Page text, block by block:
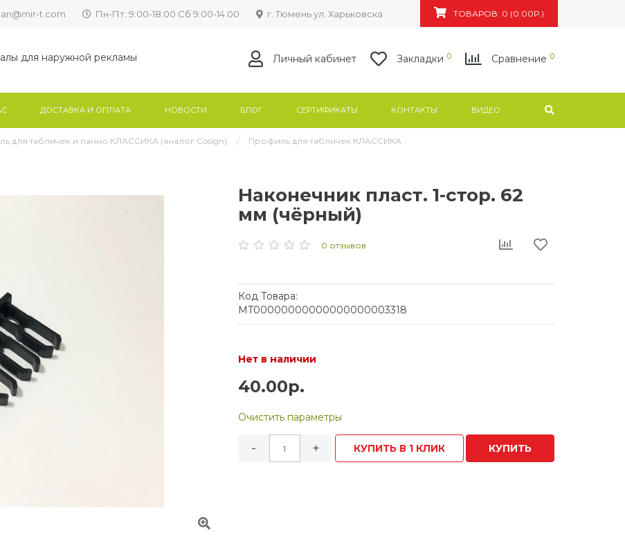
t.com Пн-Пт: 9:00-18:00 Сб 9.00-14.00 г. Тюмень ул. Харьковская, 83а/4, БЦ "Флагман"ТОВАРОВ: 0 (0.00Р.)
для наружной рекламы Личный кабинет Закладки 0 Сравнение 0
ДОСТАВКА И ОПЛАТА НОВОСТИ БЛОГ СЕРТИФИКАТЫ КОНТАКТЫ ВИДЕО
для табличек и панно КЛАССИКА (аналог Cosign)
Профиль для табличек КЛАССИКА
Наконечник пласт. 1-стор. 62
мм (чёрный)
0 отзывов
Код Товара:
MT00000000000000000003318
Нет в наличии
40.00р.
Очистить параметры
- + КУПИТЬ В 1 КЛИК КУПИТЬ